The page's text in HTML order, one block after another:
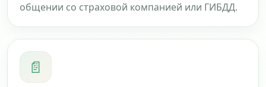
общении со страховой компанией или ГИБДД.
📄